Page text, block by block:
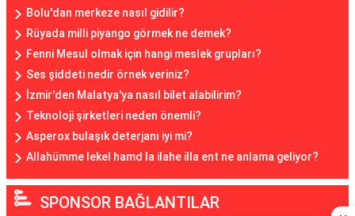
Bolu'dan merkeze nasıl gidilir?
Rüyada milli piyango görmek ne demek?
Fenni Mesul olmak için hangi meslek grupları?
Ses şiddeti nedir örnek veriniz?
İzmir'den Malatya'ya nasıl bilet alabilirim?
Teknoloji şirketleri neden önemli?
Asperox bulaşık deterjanı iyi mi?
Allahümme lekel hamd la ilahe illa ent ne anlama geliyor?
SPONSOR BAĞLANTILAR